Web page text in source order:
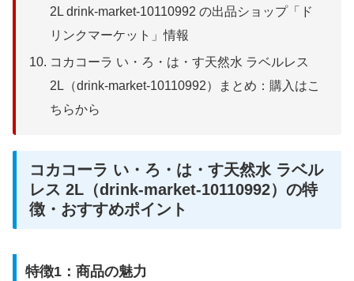
2L drink-market-10110992 の出品ショップ「ド
リンクマーケット」情報
コカコーラ い・ろ・は・す天然水 ラベルレス
2L（drink-market-10110992）まとめ：購入はこ
ちらから
コカコーラ い・ろ・は・す天然水 ラベル
レス 2L（drink-market-10110992）の特
徴・おすすめポイント
特徴1：商品の魅力